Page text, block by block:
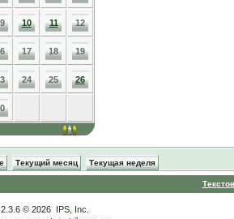
9 10 11 12
17 18 19
24 25 26
Текущий месяц Текущая неделя
© 2026 IPS, Inc